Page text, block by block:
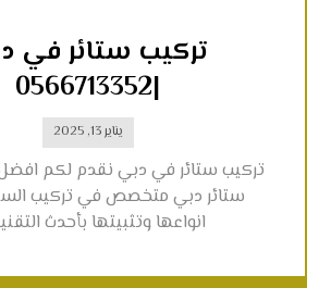
تركيب ستائر في
|0566713352
يناير 13, 2025
تركيب ستائر في دبي نقدم لكم
ستائر دبي متخصص في تركيب
انواعها وتثبيتها بأحدث